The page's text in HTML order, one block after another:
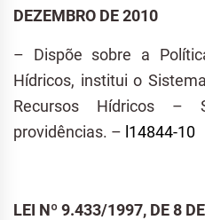
DEZEMBRO DE 2010
– Dispõe sobre a
Hídricos, institui o
Recursos Hídricos –
providências. – l14844-10
LEI Nº 9.433/1997, DE 8